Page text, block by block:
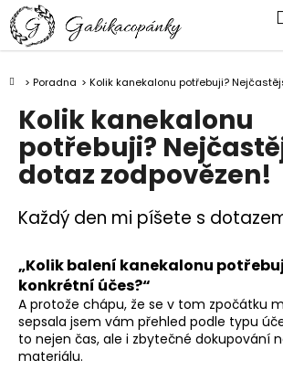
Přejít
na
obsah
Domů
Poradna Kolik kanekalonu potřebuji?
Kolik kanekalonu
potřebuji?
dotaz zodpovězen!
Každý den mi píšete s
„Kolik balení kanekalonu
konkrétní účes?“
A protože chápu, že se v tom zpočátku
sepsala jsem vám přehled podle typu
to nejen čas, ale i zbytečné dokupování
materiálu.
K
o
š Zpět
Zpět
o
p
o
ř
b
u
j
e
t